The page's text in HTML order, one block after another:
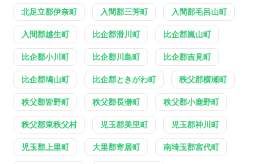
北足立郡伊奈町 入間郡三芳町 入間郡毛呂山町
入間郡越生町 比企郡滑川町 比企郡嵐山町
比企郡小川町 比企郡川島町 比企郡吉見町
比企郡鳩山町 比企郡ときがわ町 秩父郡横瀬町
秩父郡皆野町 秩父郡長瀞町 秩父郡小鹿野町
秩父郡東秩父村 児玉郡美里町 児玉郡神川町
児玉郡上里町 大里郡寄居町 南埼玉郡宮代町